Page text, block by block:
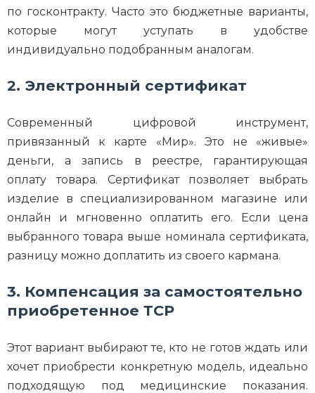
по госконтракту. Часто это бюджетные варианты,
которые могут уступать в удобстве
индивидуально подобранным аналогам.
2. Электронный сертификат
Современный цифровой инструмент,
привязанный к карте «Мир». Это не «живые»
деньги, а запись в реестре, гарантирующая
оплату товара. Сертификат позволяет выбрать
изделие в специализированном магазине или
онлайн и мгновенно оплатить его. Если цена
выбранного товара выше номинала сертификата,
разницу можно доплатить из своего кармана.
3. Компенсация за самостоятельно
приобретенное ТСР
Этот вариант выбирают те, кто не готов ждать или
хочет приобрести конкретную модель, идеально
подходящую под медицинские показания.